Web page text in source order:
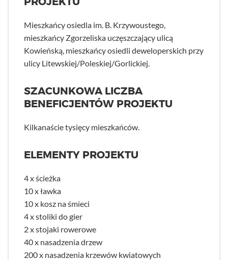
Mieszkańcy osiedla im. B. Krzywoustego,
mieszkańcy Zgorzeliska uczęszczający ulicą
Kowieńską, mieszkańcy osiedli deweloperskich przy
ulicy Litewskiej/Poleskiej/Gorlickiej.
SZACUNKOWA LICZBA
BENEFICJENTÓW PROJEKTU
Kilkanaście tysięcy mieszkańców.
ELEMENTY PROJEKTU
4 x ścieżka
10 x ławka
10 x kosz na śmieci
4 x stoliki do gier
2 x stojaki rowerowe
40 x nasadzenia drzew
200 x nasadzenia krzewów kwiatowych